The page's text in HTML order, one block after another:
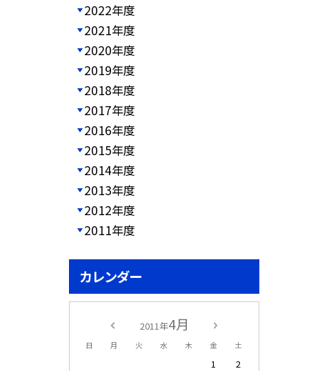
2022年度
2021年度
2020年度
2019年度
2018年度
2017年度
2016年度
2015年度
2014年度
2013年度
2012年度
2011年度
カレンダー
2011年4月
日 月 火 水 木 金 土
1
2